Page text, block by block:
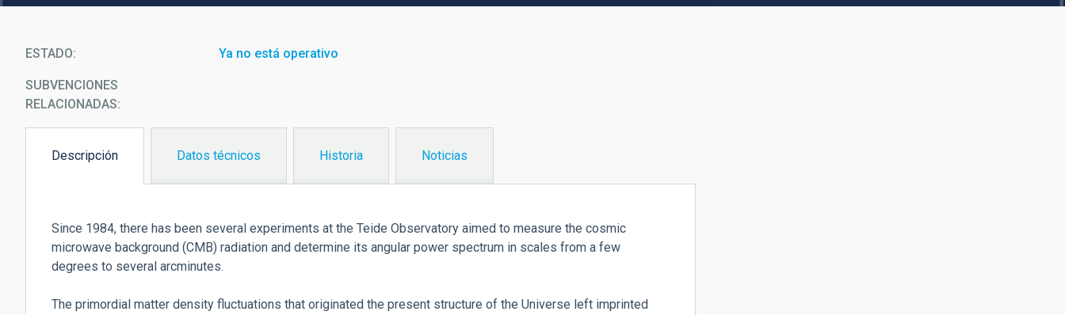
ESTADO Ya no está operativo
SUBVENCIONES
RELACIONADAS:
Descripción
Datos técnicos Historia Noticias
Since 1984, there has been several experiments at the Teide Observatory aimed to measure the cosmic
microwave background (CMB) radiation and determine its angular power spectrum in scales from a few
degrees to several arcminutes.
The primordial matter density fluctuations that originated the present structure of the Universe left imprinted